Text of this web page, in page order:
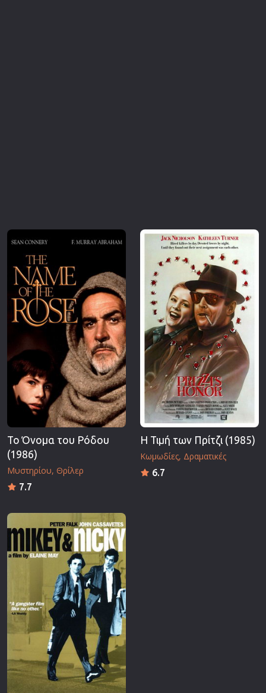
Το Όνομα του Ρόδου
(1986)
Μυστηρίου Θρίλερ
7.7
Η Τιμή των Πρίτζι (1985)
Κωμωδίες Δραματικές
6.7